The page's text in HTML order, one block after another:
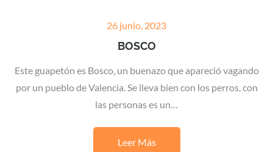
Posted
26 junio, 2023
BOSCO
Este guapetón es Bosco, un buenazo que apareció vagando
por un pueblo de Valencia. Se lleva bien con los perros, con
las personas es un…
Leer Más